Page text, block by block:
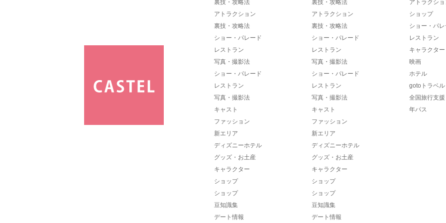
裏技・攻略法
アトラクション
裏技・攻略法
ショー・パレード
レストラン
写真・撮影法
ショー・パレード
レストラン
写真・撮影法
キャスト
ファッション
新エリア
ディズニーホテル
グッズ・お土産
キャラクター
ショップ
ショップ
豆知識集
デート情報
裏技・攻略法
アトラクション
裏技・攻略法
ショー・パレード
レストラン
写真・撮影法
ショー・パレード
レストラン
写真・撮影法
キャスト
ファッション
新エリア
ディズニーホテル
グッズ・お土産
キャラクター
ショップ
ショップ
豆知識集
デート情報
アトラクシ
ショップ
ショー・パ
レストラン
キャラクター
映画
ホテル
gotoトラベル
全国旅行支援
年パス